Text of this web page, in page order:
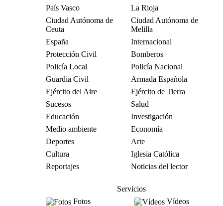
País Vasco
La Rioja
Ciudad Autónoma de
Ceuta
Ciudad Autónoma de
Melilla
España
Internacional
Protección Civil
Bomberos
Policía Local
Policía Nacional
Guardia Civil
Armada Española
Ejército del Aire
Ejército de Tierra
Sucesos
Salud
Educación
Investigación
Medio ambiente
Economía
Deportes
Arte
Cultura
Iglesia Católica
Reportajes
Noticias del lector
Servicios
Fotos
Vídeos